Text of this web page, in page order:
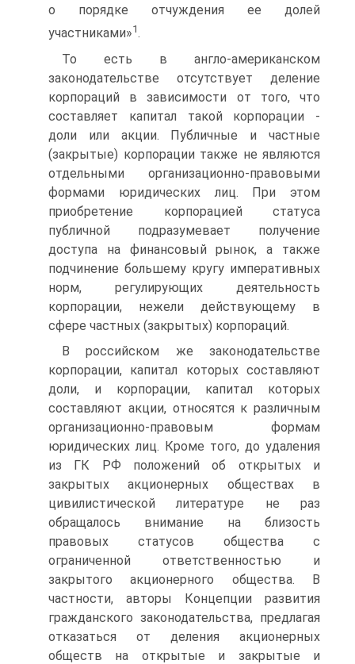
о порядке отчуждения ее долей
участниками»1.
То есть в англо-американском
законодательстве отсутствует деление
корпораций в зависимости от того, что
составляет капитал такой корпорации -
доли или акции. Публичные и частные
(закрытые) корпорации также не являются
отдельными организационно-правовыми
формами юридических лиц. При этом
приобретение корпорацией статуса
публичной подразумевает получение
доступа на финансовый рынок, а также
подчинение большему кругу императивных
норм, регулирующих деятельность
корпорации, нежели действующему в
сфере частных (закрытых) корпораций.
В российском же законодательстве
корпорации, капитал которых составляют
доли, и корпорации, капитал которых
составляют акции, относятся к различным
организационно-правовым формам
юридических лиц. Кроме того, до удаления
из ГК РФ положений об открытых и
закрытых акционерных обществах в
цивилистической литературе не раз
обращалось внимание на близость
правовых статусов общества с
ограниченной ответственностью и
закрытого акционерного общества. В
частности, авторы Концепции развития
гражданского законодательства, предлагая
отказаться от деления акционерных
обществ на открытые и закрытые и